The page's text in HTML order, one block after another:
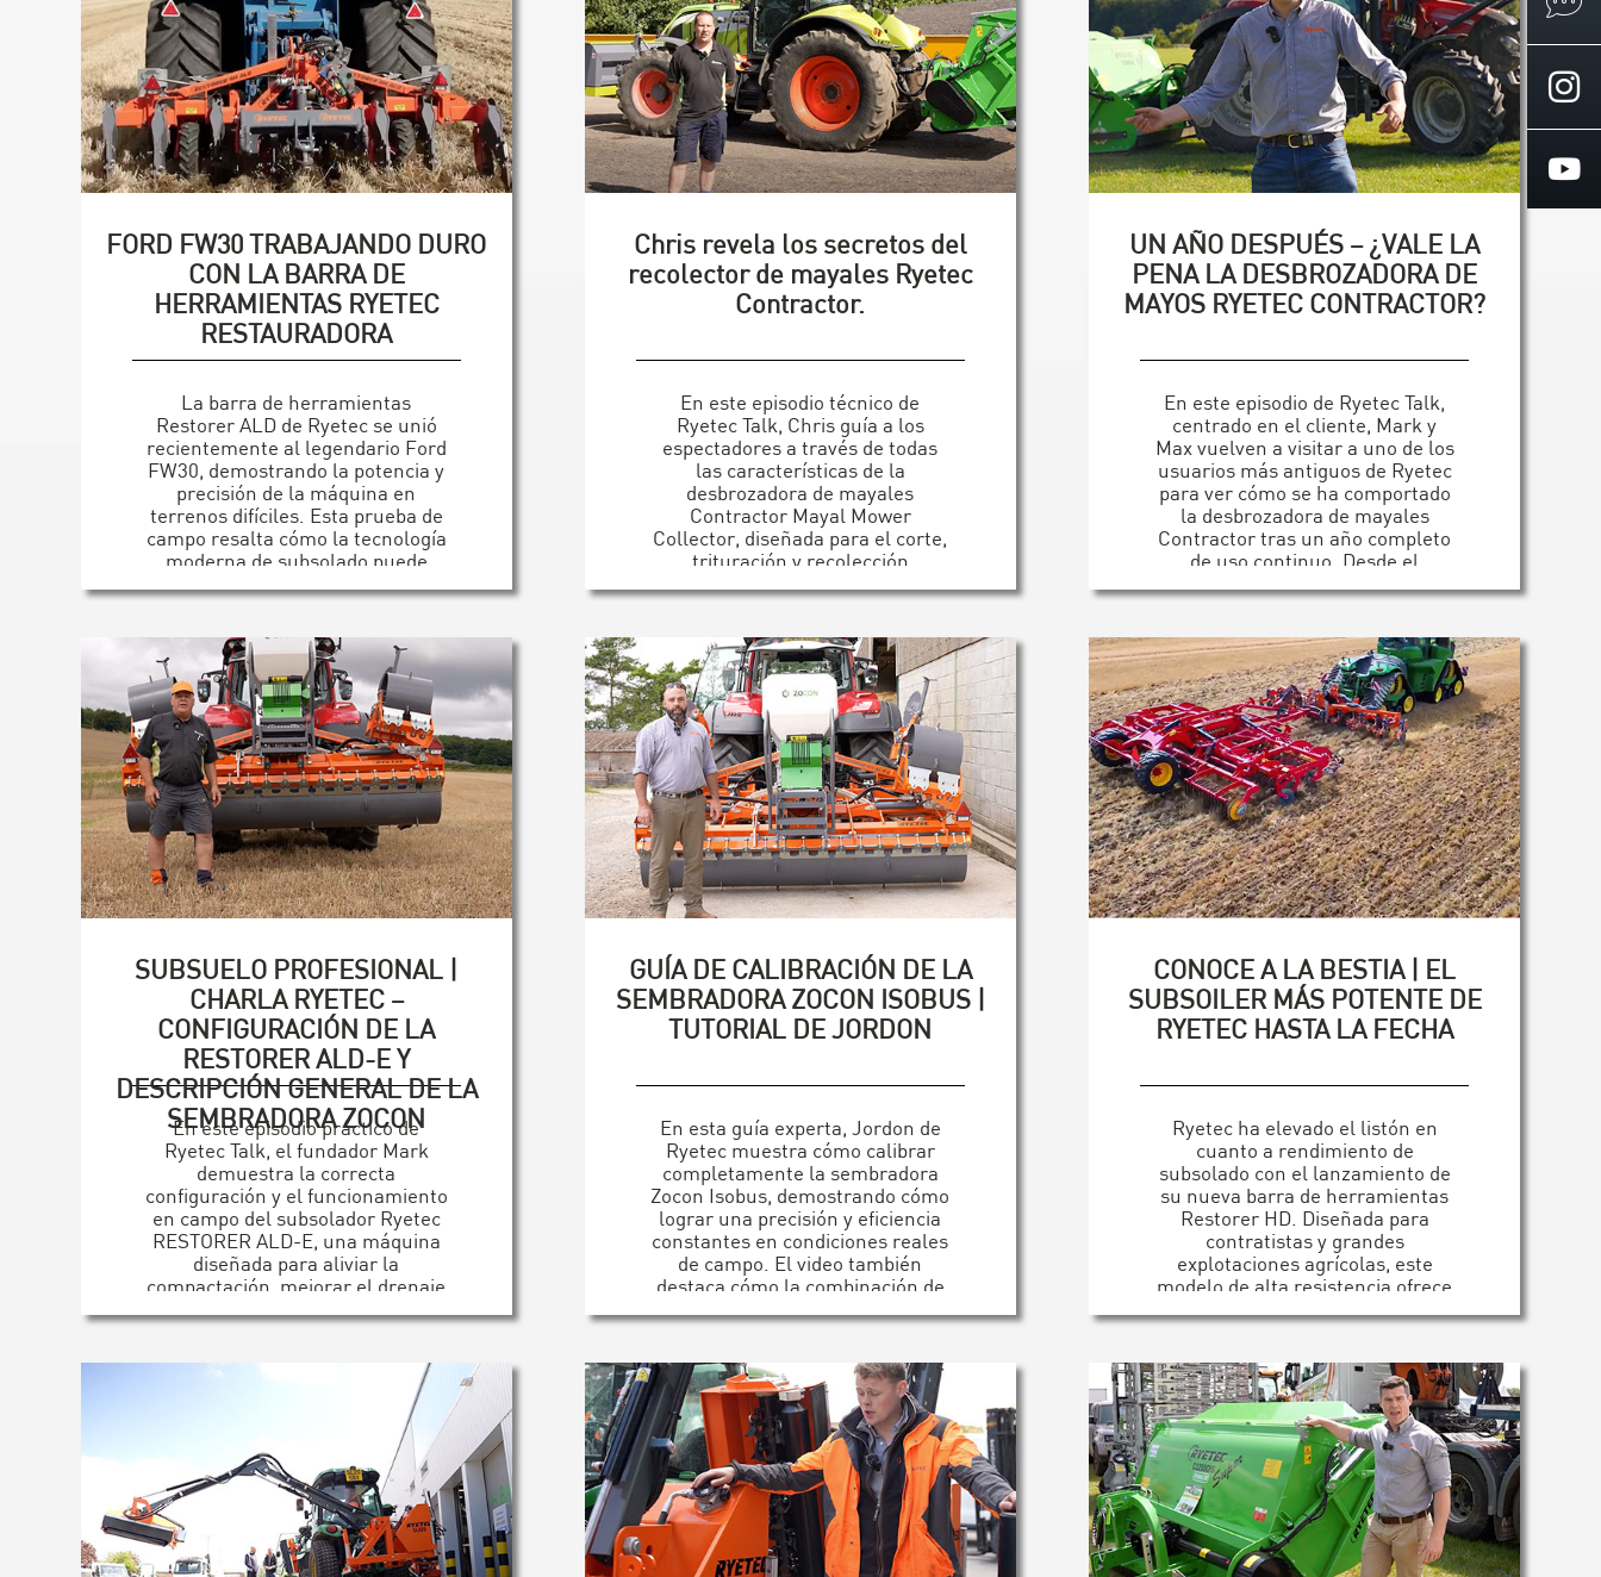
FORD FW30 TRABAJANDO DURO
CON LA BARRA DE
HERRAMIENTAS RYETEC
RESTAURADORA
La barra de herramientas
Restorer ALD de Ryetec se unió
recientemente al legendario Ford
FW30, demostrando la potencia y
precisión de la máquina en
terrenos difíciles. Esta prueba de
campo resalta cómo la tecnología
moderna de subsolado puede
revitalizar la potencia de los
tractores clásicos, ofreciendo
[...]
Chris revela los secretos del
recolector de mayales Ryetec
Contractor.
En este episodio técnico de
Ryetec Talk, Chris guía a los
espectadores a través de todas
las características de la
desbrozadora de mayales
Contractor Mayal Mower
Collector, diseñada para el corte,
trituración y recolección
profesional en una sola pasada.
[...]
UN AÑO DESPUÉS – ¿VALE LA
PENA LA DESBROZADORA DE
MAYOS RYETEC CONTRACTOR?
En este episodio de Ryetec Talk,
centrado en el cliente, Mark y
Max vuelven a visitar a uno de los
usuarios más antiguos de Ryetec
para ver cómo se ha comportado
la desbrozadora de mayales
Contractor tras un año completo
de uso continuo. Desde el
mantenimiento de fincas hasta la
gestión de prados, este vídeo
calidad de corte y la practicidad.
[...]
SUBSUELO PROFESIONAL |
CHARLA RYETEC –
CONFIGURACIÓN DE LA
RESTORER ALD-E Y
DESCRIPCIÓN GENERAL DE LA
SEMBRADORA ZOCON
En este episodio práctico de
Ryetec Talk, el fundador Mark
demuestra la correcta
configuración y el funcionamiento
en campo del subsolador Ryetec
RESTORER ALD-E, una máquina
diseñada para aliviar la
compactación, mejorar el drenaje
y preservar la salud del suelo. El
vídeo también muestra cómo la
establecimiento de mínima
alteración que ahorra tiempo y
maximiza los resultados. [...]
GUÍA DE CALIBRACIÓN DE LA
SEMBRADORA ZOCON ISOBUS |
TUTORIAL DE JORDON
En esta guía experta, Jordon de
Ryetec muestra cómo calibrar
completamente la sembradora
Zocon Isobus, demostrando cómo
lograr una precisión y eficiencia
constantes en condiciones reales
de campo. El video también
destaca cómo la combinación de
la sembradora con el subsolador
autónomo RESTORER ALD-E de
de acondicionamiento del suelo y
establecimiento de semillas. [...]
CONOCE A LA BESTIA | EL
SUBSOILER MÁS POTENTE DE
RYETEC HASTA LA FECHA
Ryetec ha elevado el listón en
cuanto a rendimiento de
subsolado con el lanzamiento de
su nueva barra de herramientas
Restorer HD. Diseñada para
contratistas y grandes
explotaciones agrícolas, este
modelo de alta resistencia ofrece
un acondicionamiento profundo
del suelo, ingeniería de precisión
campo. [...]